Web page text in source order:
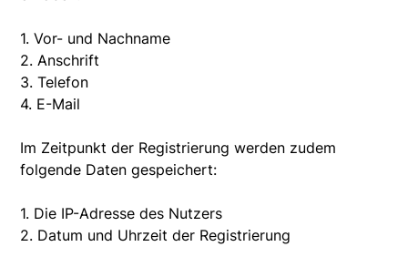
1. Vor- und Nachname
2. Anschrift
3. Telefon
4. E-Mail
Im Zeitpunkt der Registrierung werden zudem
folgende Daten gespeichert:
1. Die IP-Adresse des Nutzers
2. Datum und Uhrzeit der Registrierung